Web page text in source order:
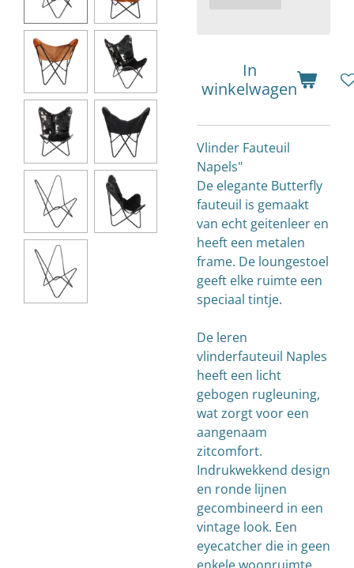
In
winkelwagen
Vlinder Fauteuil
Napels"
De elegante Butterfly
fauteuil is gemaakt
van echt geitenleer en
heeft een metalen
frame. De loungestoel
geeft elke ruimte een
speciaal tintje.
De leren
vlinderfauteuil Naples
heeft een licht
gebogen rugleuning,
wat zorgt voor een
aangenaam
zitcomfort.
Indrukwekkend design
en ronde lijnen
gecombineerd in een
vintage look. Een
eyecatcher die in geen